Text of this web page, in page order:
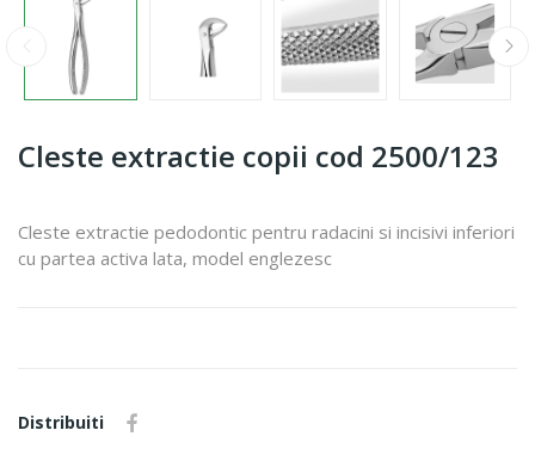
Cleste extractie copii cod 2500/123
Cleste extractie pedodontic pentru radacini si incisivi inferiori
cu partea activa lata, model englezesc
Distribuiti